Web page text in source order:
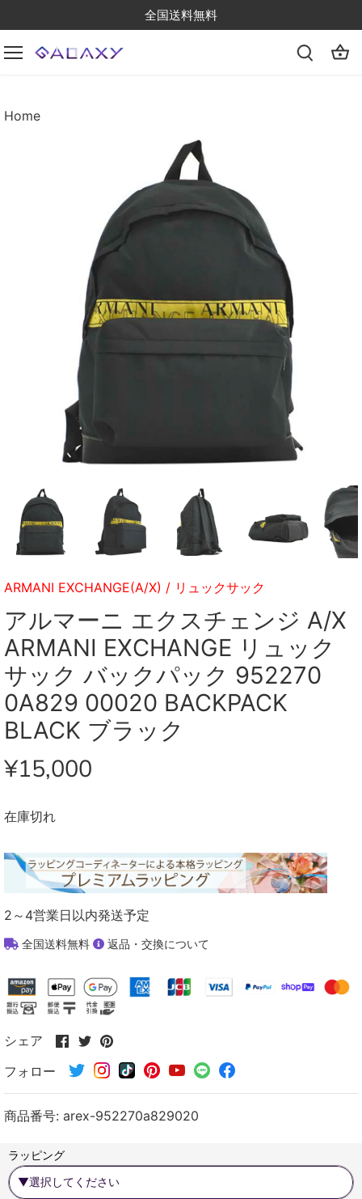
to
content
全国送料無料
Home
ARMANI EXCHANGE(A/X) / リュックサック
アルマーニ エクスチェンジ A/X
ARMANI EXCHANGE リュック
サック バックパック 952270
0A829 00020 BACKPACK
BLACK ブラック
¥15,000
在庫切れ
2～4営業日以内発送予定
全国送料無料 返品・交換について
シェア
Facebook
シ
ェ
す
Twitter
シ
ェ
ア
す
Pinterest
シ
ェ
ア
フォロー
商品番号: arex-952270a829020
ラッピング